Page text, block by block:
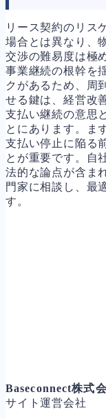
リース契約のリス
場合とは異なり、
交渉の難易度は極
事業継続の根幹を
クがあるため、周
せる鍵は、経営改
支払い継続の意思
とにあります。ま
支払い停止に陥る
とが重要です。自
法的な論点が含ま
門家に相談し、最
す。
Baseconnect株式
サイト運営会社